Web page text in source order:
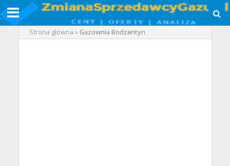
Strona główna »Gazownia Bodzentyn